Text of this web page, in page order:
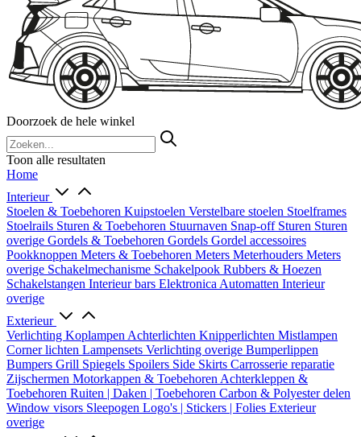
Doorzoek de hele winkel
Toon alle resultaten
Home
Interieur
Stoelen & Toebehoren Kuipstoelen Verstelbare stoelen Stoelframes
Stoelrails Sturen & Toebehoren Stuurnaven Snap-off Sturen Sturen
overige Gordels & Toebehoren Gordels Gordel accessoires
Pookknoppen Meters & Toebehoren Meters Meterhouders Meters
overige Schakelmechanisme Schakelpook Rubbers & Hoezen
Schakelstangen Interieur bars Elektronica Automatten Interieur
overige
Exterieur
Verlichting Koplampen Achterlichten Knipperlichten Mistlampen
Corner lichten Lampensets Verlichting overige Bumperlippen
Bumpers Grill Spiegels Spoilers Side Skirts Carrosserie reparatie
Zijschermen Motorkappen & Toebehoren Achterkleppen &
Toebehoren Ruiten | Daken | Toebehoren Carbon & Polyester delen
Window visors Sleepogen Logo's | Stickers | Folies Exterieur
overige